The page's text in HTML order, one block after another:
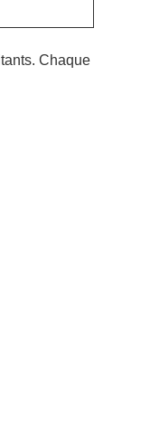
Chaque